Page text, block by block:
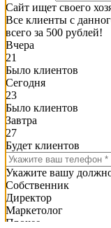
Сайт ищет своего
Все клиенты с
всего за 500 рублей!
Вчера
21
Было клиентов
Сегодня
23
Было клиентов
Завтра
27
Будет клиентов
Укажите вашу
Собственник
Директор
Маркетолог
Прочее